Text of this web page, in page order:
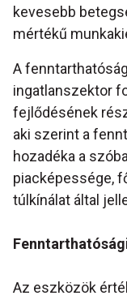
kevesebb
mértékű
A
ingatlanszektor
fejlődésének
aki szerint a
hozadéka a
piacképessége,
túlkínálat által
Az eszközök